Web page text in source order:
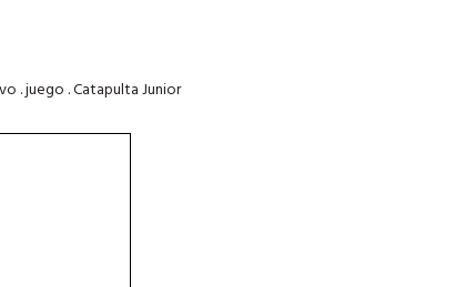
. juego . Catapulta Junior